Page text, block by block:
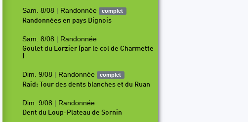
Sam. 8/08 | Randonnée complet
Randonnées en pays Dignois
Sam. 8/08 | Randonnée
Goulet du Lorzier (par le col de Charmette
)
Dim. 9/08 | Randonnée complet
Raid: Tour des dents blanches et du Ruan
Dim. 9/08 | Randonnée
Dent du Loup-Plateau de Sornin